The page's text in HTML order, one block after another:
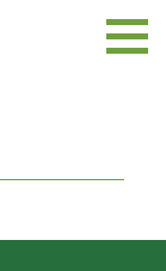
Menu